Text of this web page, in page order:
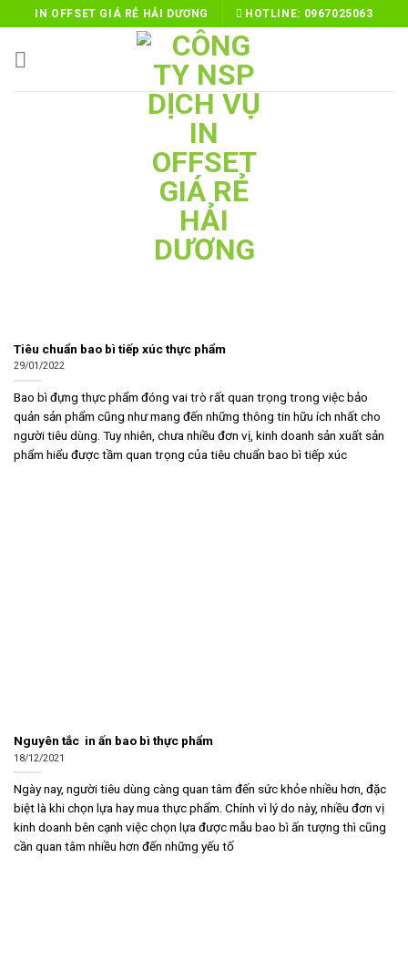
to
content
IN OFFSET GIÁ RẺ HẢI DƯƠNG HOTLINE: 0967025063
Tiêu chuẩn bao bì tiếp xúc thực phẩm
29/01/2022
Bao bì đựng thực phẩm đóng vai trò rất quan trọng trong việc bảo
quản sản phẩm cũng như mang đến những thông tin hữu ích nhất cho
người tiêu dùng. Tuy nhiên, chưa nhiều đơn vị, kinh doanh sản xuất sản
phẩm hiểu được tầm quan trọng của tiêu chuẩn bao bì tiếp xúc
Nguyên tắc in ấn bao bì thực phẩm
18/12/2021
Ngày nay, người tiêu dùng càng quan tâm đến sức khỏe nhiều hơn, đặc
biệt là khi chọn lựa hay mua thực phẩm. Chính vì lý do này, nhiều đơn vị
kinh doanh bên cạnh việc chọn lựa được mẫu bao bì ấn tượng thì cũng
cần quan tâm nhiều hơn đến những yếu tố